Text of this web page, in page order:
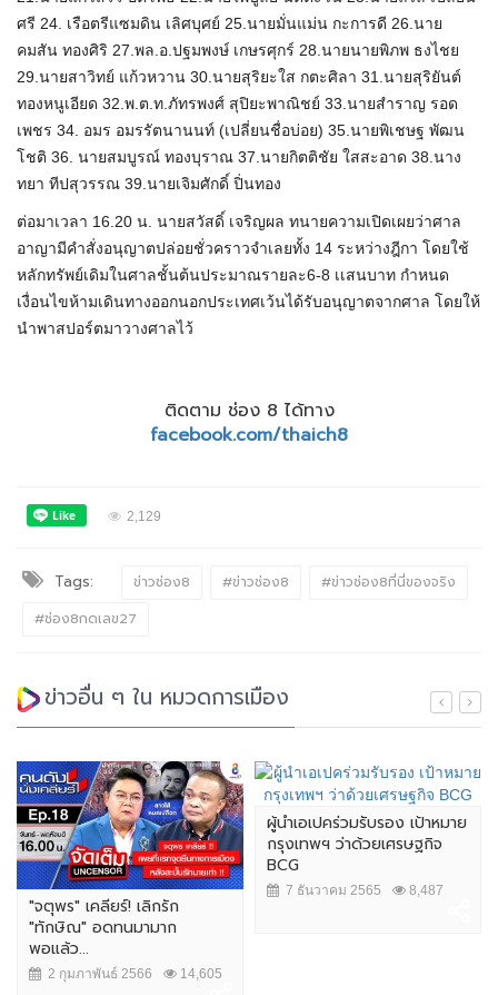
ศรี 24. เรือตรีแซมดิน เลิศบุศย์ 25.นายมั่นแม่น กะการดี 26.นาย
คมสัน ทองศิริ 27.พล.อ.ปฐมพงษ์ เกษรศุกร์ 28.นายนายพิภพ ธงไชย
29.นายสาวิทย์ แก้วหวาน 30.นายสุริยะใส กตะศิลา 31.นายสุริยันต์
ทองหนูเอียด 32.พ.ต.ท.ภัทรพงศ์ สุปิยะพาณิชย์ 33.นายสำราญ รอด
เพชร 34. อมร อมรรัตนานนท์ (เปลี่ยนชื่อบ่อย) 35.นายพิเชษฐ พัฒน
โชติ 36. นายสมบูรณ์ ทองบุราณ 37.นายกิตติชัย ใสสะอาด 38.นาง
ทยา ทีปสุวรรณ 39.นายเจิมศักดิ์ ปิ่นทอง
ต่อมาเวลา 16.20 น. นายสวัสดิ์ เจริญผล ทนายความเปิดเผยว่าศาล
อาญามีคำสั่งอนุญาตปล่อยชั่วคราวจำเลยทั้ง 14 ระหว่างฎีกา โดยใช้
หลักทรัพย์เดิมในศาลชั้นต้นประมาณรายละ6-8 เเสนบาท กำหนด
เงื่อนไขห้ามเดินทางออกนอกประเทศเว้นได้รับอนุญาตจากศาล โดยให้
นำพาสปอร์ตมาวางศาลไว้
ติดตาม ช่อง 8 ได้ทาง
facebook.com/thaich8
2,129
Tags: ข่าวช่อง8 #ข่าวช่อง8
#ข่าวช่อง8ที่นี่ของจริง
#ช่อง8กดเลข27
ข่าวอื่น ๆ ใน หมวดการเมือง
"จตุพร" เคลียร์! เลิกรัก
"ทักษิณ" อดทนมามาก
พอแล้ว...
2 กุมภาพันธ์ 2566 14,605
ผู้นำเอเปคร่วมรับรอง เป้าหมาย
กรุงเทพฯ ว่าด้วยเศรษฐกิจ
BCG
7 ธันวาคม 2565 8,487